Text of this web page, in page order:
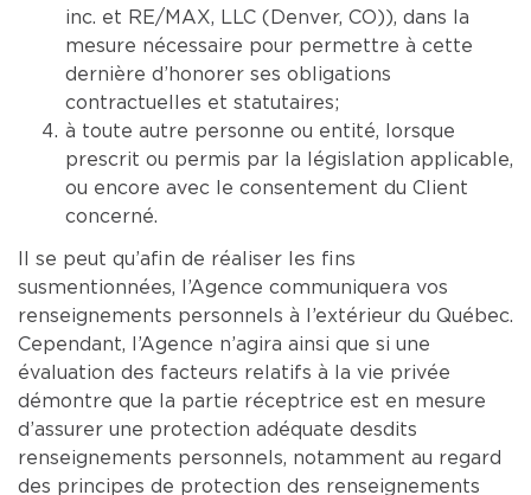
inc. et RE/MAX, LLC (Denver, CO)), dans la
mesure nécessaire pour permettre à cette
dernière d’honorer ses obligations
contractuelles et statutaires;
à toute autre personne ou entité, lorsque
prescrit ou permis par la législation applicable,
ou encore avec le consentement du Client
concerné.
Il se peut qu’afin de réaliser les fins
susmentionnées, l’Agence communiquera vos
renseignements personnels à l’extérieur du Québec.
Cependant, l’Agence n’agira ainsi que si une
évaluation des facteurs relatifs à la vie privée
démontre que la partie réceptrice est en mesure
d’assurer une protection adéquate desdits
renseignements personnels, notamment au regard
des principes de protection des renseignements